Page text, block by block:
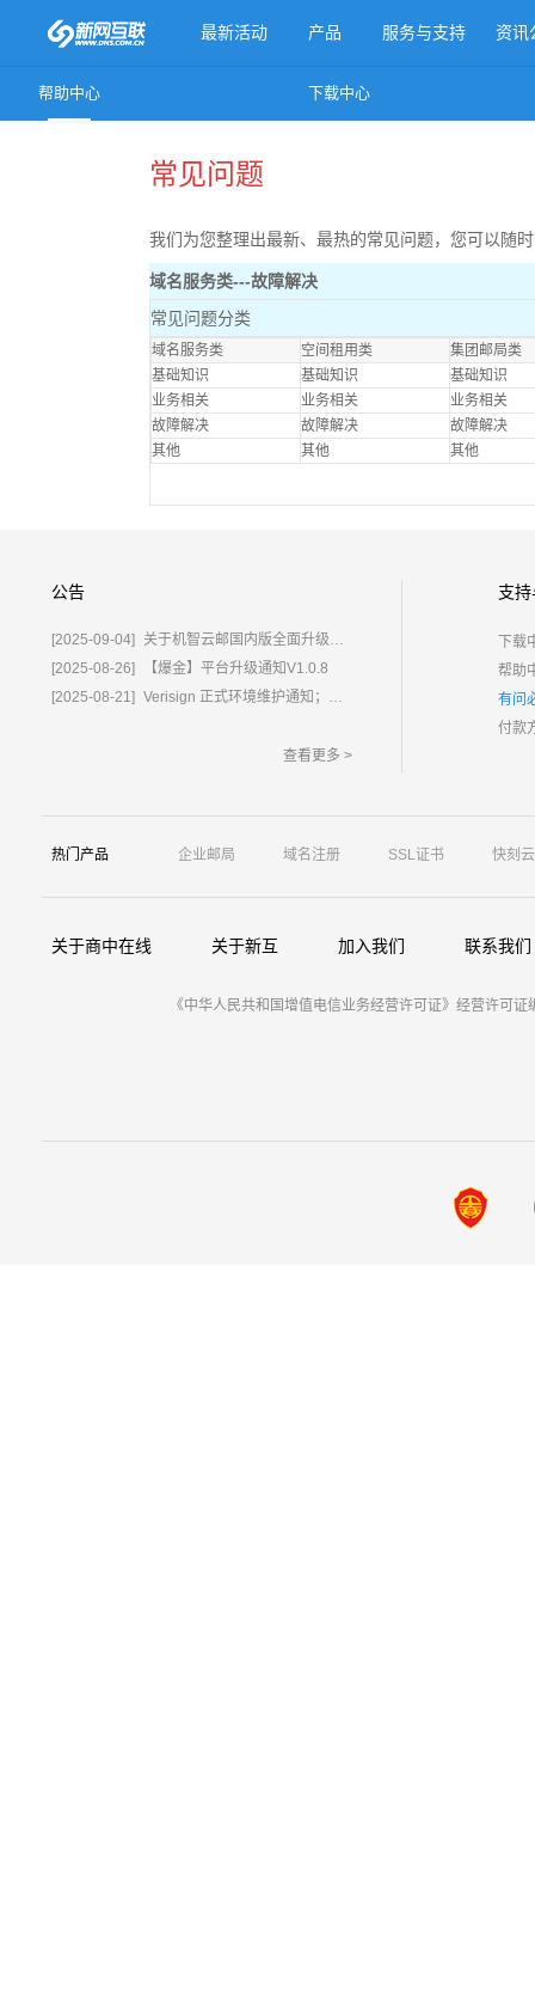
最新活动 产品 服务与支持 资讯
更多产品
帮助中心 下载中心
常见问题
我们为您整理出最新、最热的常见问题，您可以随
域名服务类---故障解决
常见问题分类
域名服务类 空间租用类
集团邮局类
基础知识
基础知识
基础知识
业务相关
业务相关
业务相关
故障解决
故障解决
故障解决
其他
其他 其他
公告
[2025-09-04]
关于机智云邮国内版全面升级为%E2%80%9C鲸炫邮%E2%80%9D的通知
[2025-08-26]
【爆金】平台升级通知V1.0.8
[2025-08-21] Verisign 正式环境维护通知；含域名.com/.net
查看更多 >
支
下载
帮助
有问
付款
热门产品 企业邮局 域名注册 SSL证书 快刻云
关于商中在线 关于新互 加入我们 联系我们
《中华人民共和国增值电信业务经营许可证》经营许可